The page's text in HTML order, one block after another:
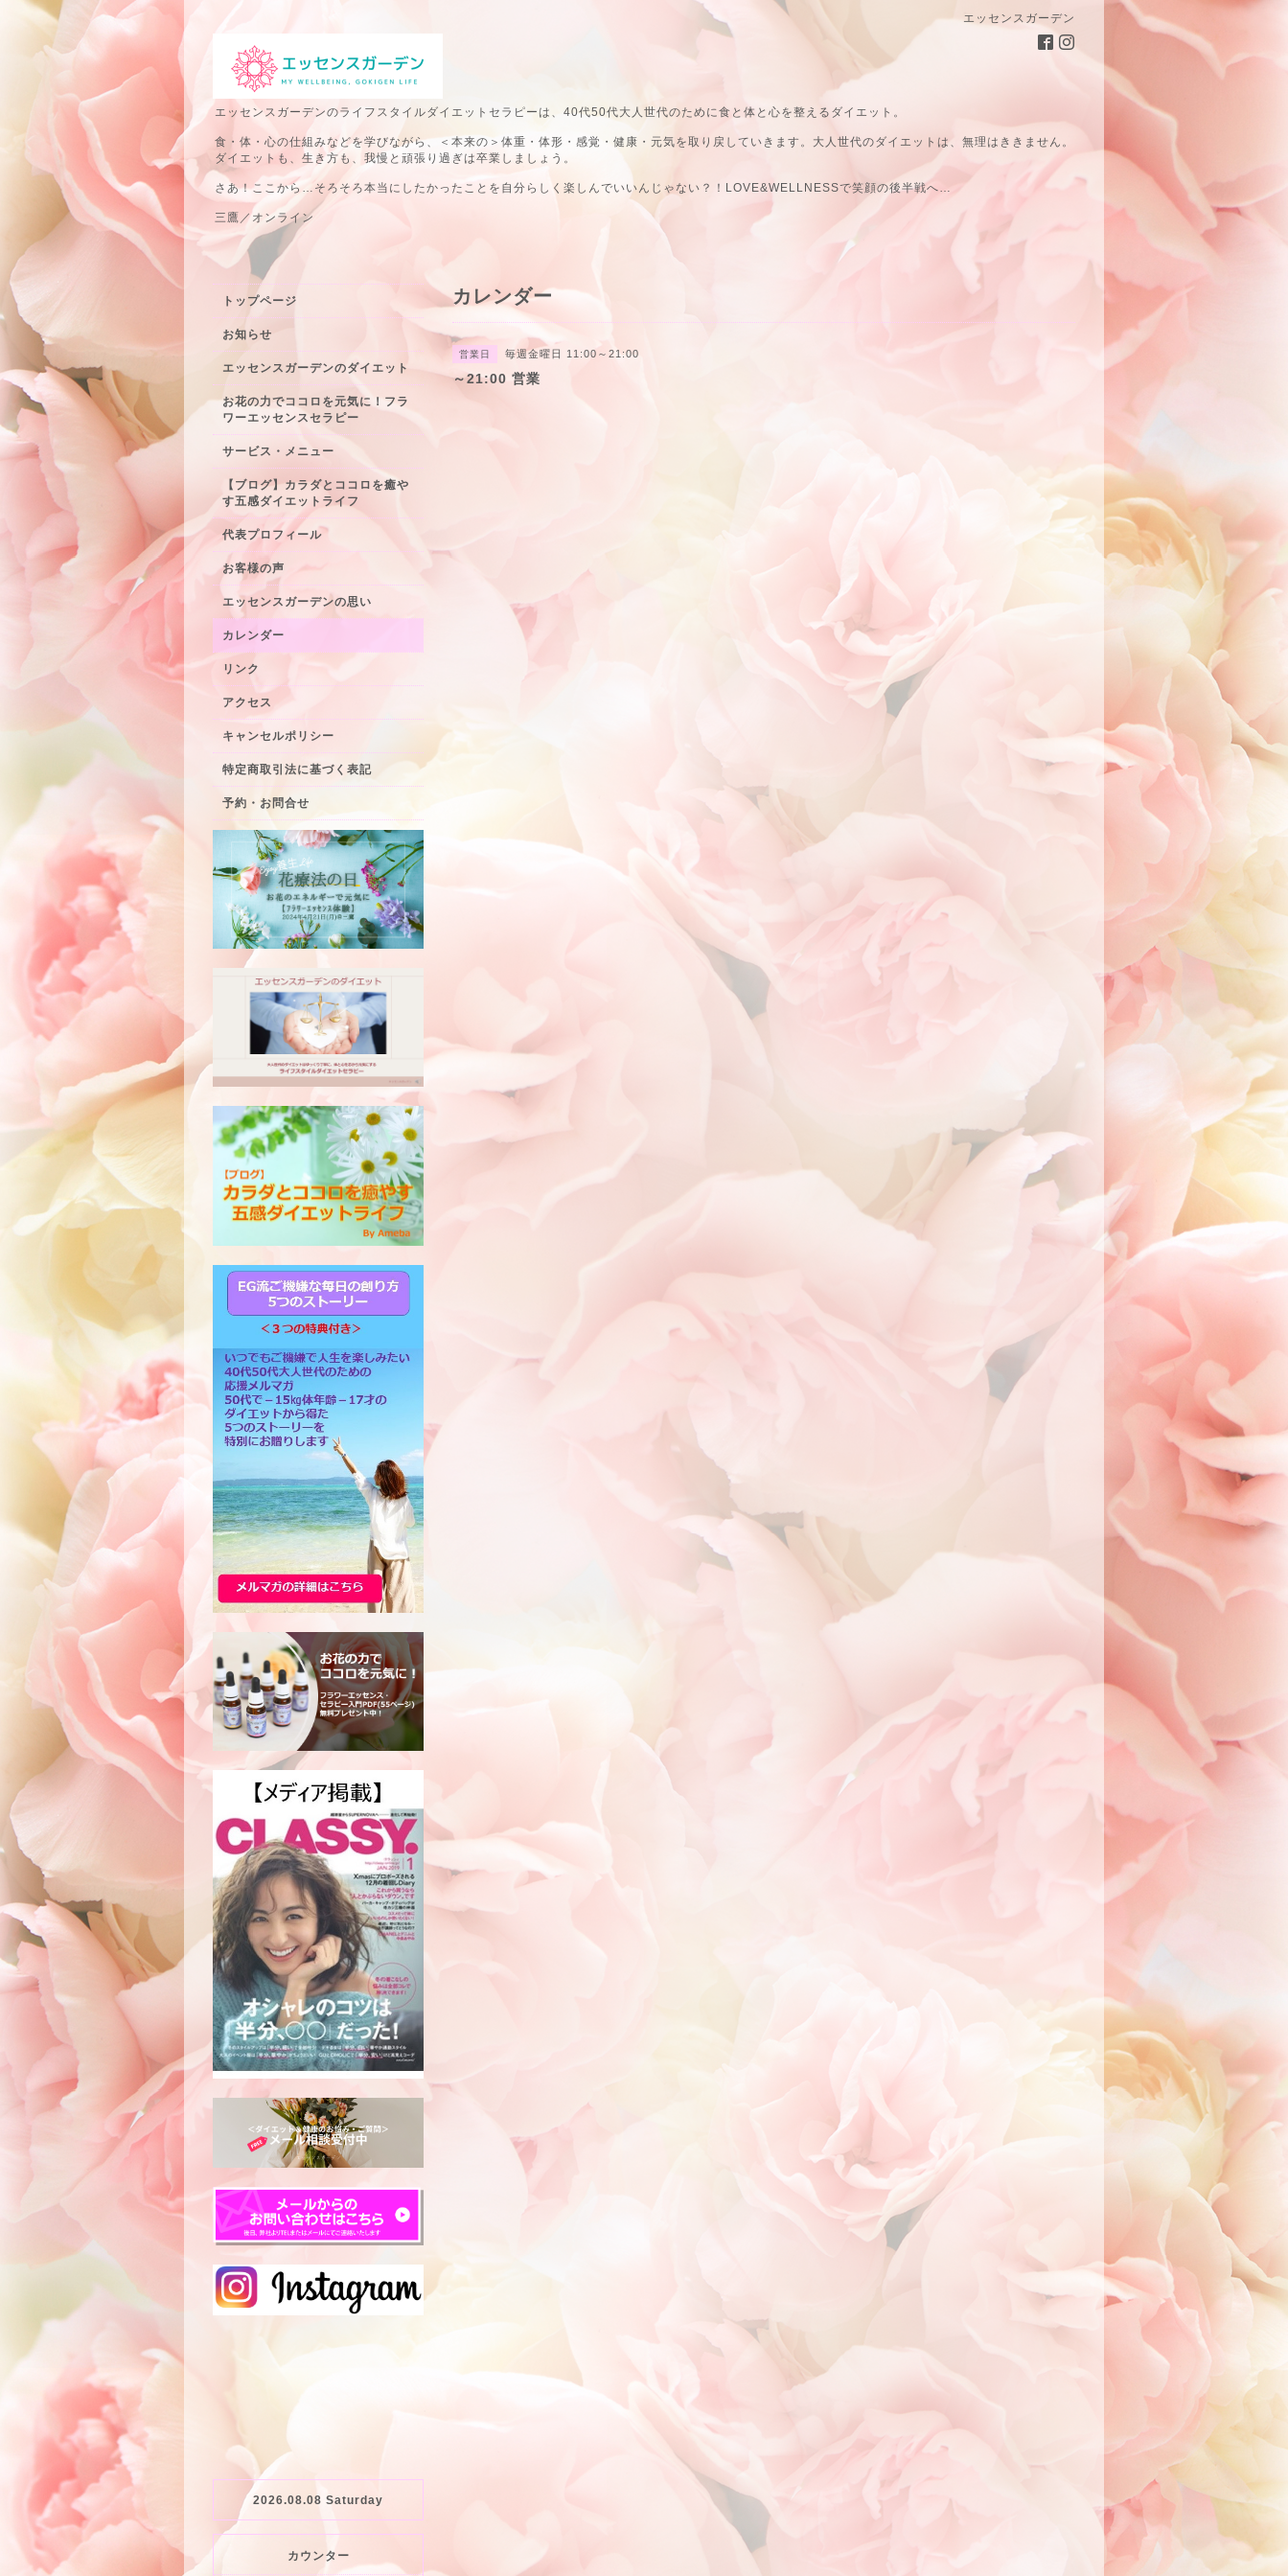
エッセンスガーデン
エッセンスガーデンのライフスタイルダイエットセラピーは、40代50代大人世代のために食と体と心を整えるダイエット。
食・体・心の仕組みなどを学びながら、＜本来の＞体重・体形・感覚・健康・元気を取り戻していきます。大人世代のダイエットは、無理はききません。
ダイエットも、生き方も、我慢と頑張り過ぎは卒業しましょう。
さあ！ここから…そろそろ本当にしたかったことを自分らしく楽しんでいいんじゃない？！LOVE&WELLNESSで笑顔の後半戦へ…
三鷹／オンライン
カレンダー
営業日 毎週金曜日 11:00～21:00
～21:00 営業
トップページ
お知らせ
エッセンスガーデンのダイエット
お花の力でココロを元気に！フラ
ワーエッセンスセラピー
サービス・メニュー
【ブログ】カラダとココロを癒や
す五感ダイエットライフ
代表プロフィール
お客様の声
エッセンスガーデンの思い
カレンダー
リンク
アクセス
キャンセルポリシー
特定商取引法に基づく表記
予約・お問合せ
2026.08.08 Saturday
カウンター